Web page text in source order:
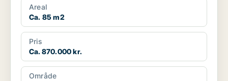
Areal
Ca. 85 m2
Pris
Ca. 870.000 kr.
Område